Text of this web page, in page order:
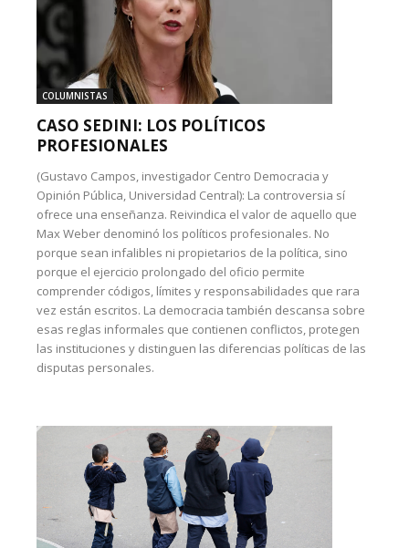
COLUMNISTAS
CASO SEDINI: LOS POLÍTICOS
PROFESIONALES
(Gustavo Campos, investigador Centro Democracia y
Opinión Pública, Universidad Central): La controversia sí
ofrece una enseñanza. Reivindica el valor de aquello que
Max Weber denominó los políticos profesionales. No
porque sean infalibles ni propietarios de la política, sino
porque el ejercicio prolongado del oficio permite
comprender códigos, límites y responsabilidades que rara
vez están escritos. La democracia también descansa sobre
esas reglas informales que contienen conflictos, protegen
las instituciones y distinguen las diferencias políticas de las
disputas personales.